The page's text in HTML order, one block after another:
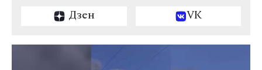
Дзен VK